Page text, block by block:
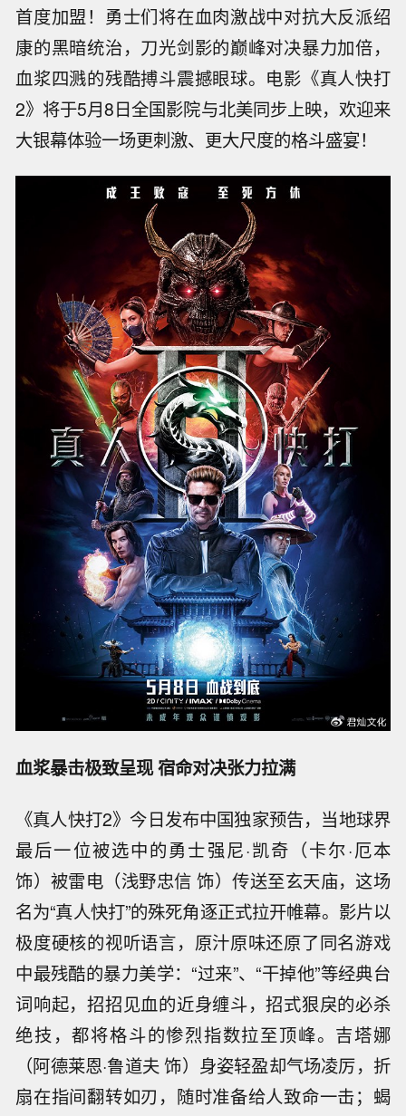
首度加盟！勇士们将在血肉激战中对抗大反派绍
康的黑暗统治，刀光剑影的巅峰对决暴力加倍，
血浆四溅的残酷搏斗震撼眼球。电影《真人快打
2》将于5月8日全国影院与北美同步上映，欢迎来
大银幕体验一场更刺激、更大尺度的格斗盛宴！
血浆暴击极致呈现 宿命对决张力拉满
《真人快打2》今日发布中国独家预告，当地球界
最后一位被选中的勇士强尼·凯奇（卡尔·厄本
饰）被雷电（浅野忠信 饰）传送至玄天庙，这场
名为“真人快打”的殊死角逐正式拉开帷幕。影片以
极度硬核的视听语言，原汁原味还原了同名游戏
中最残酷的暴力美学：“过来”、“干掉他”等经典台
词响起，招招见血的近身缠斗，招式狠戾的必杀
绝技，都将格斗的惨烈指数拉至顶峰。吉塔娜
（阿德莱恩·鲁道夫 饰）身姿轻盈却气场凌厉，折
扇在指间翻转如刃，随时准备给人致命一击；蝎